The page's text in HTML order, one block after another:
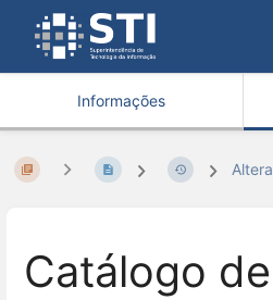
Informações
Catálogo